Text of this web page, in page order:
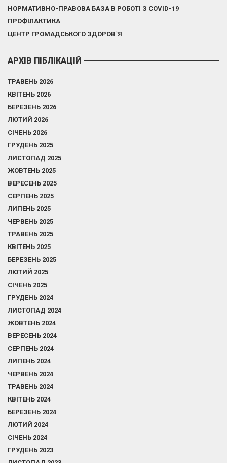
НОРМАТИВНО-ПРАВОВА БАЗА В РОБОТІ З COVID-19
ПРОФІЛАКТИКА
ЦЕНТР ГРОМАДСЬКОГО ЗДОРОВ`Я
АРХІВ ПІБЛІКАЦІЙ
ТРАВЕНЬ 2026
КВІТЕНЬ 2026
БЕРЕЗЕНЬ 2026
ЛЮТИЙ 2026
СІЧЕНЬ 2026
ГРУДЕНЬ 2025
ЛИСТОПАД 2025
ЖОВТЕНЬ 2025
ВЕРЕСЕНЬ 2025
СЕРПЕНЬ 2025
ЛИПЕНЬ 2025
ЧЕРВЕНЬ 2025
ТРАВЕНЬ 2025
КВІТЕНЬ 2025
БЕРЕЗЕНЬ 2025
ЛЮТИЙ 2025
СІЧЕНЬ 2025
ГРУДЕНЬ 2024
ЛИСТОПАД 2024
ЖОВТЕНЬ 2024
ВЕРЕСЕНЬ 2024
СЕРПЕНЬ 2024
ЛИПЕНЬ 2024
ЧЕРВЕНЬ 2024
ТРАВЕНЬ 2024
КВІТЕНЬ 2024
БЕРЕЗЕНЬ 2024
ЛЮТИЙ 2024
СІЧЕНЬ 2024
ГРУДЕНЬ 2023